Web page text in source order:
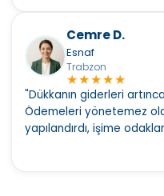
Cemre D.
Esnaf
Trabzon
★★★★★
"Dükkanın giderleri
Ödemeleri yönetemez
yapılandırdı, işime